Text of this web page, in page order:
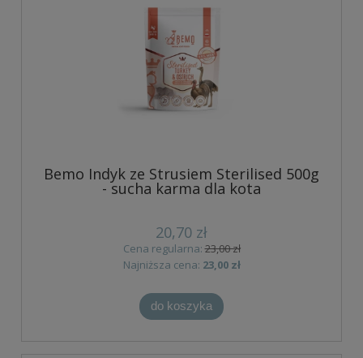
Bemo Indyk ze Strusiem Sterilised 500g
- sucha karma dla kota
20,70 zł
Cena regularna:23,00 zł
Najniższa cena: 23,00 zł
do koszyka